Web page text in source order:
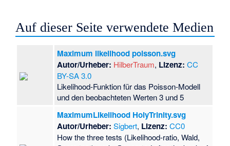
Auf dieser Seite verwendete Medien
Maximum likelihood poisson.svg
Autor/Urheber: HilberTraum, Lizenz: CC
BY-SA 3.0
Likelihood-Funktion für das Poisson-Modell
und den beobachteten Werten 3 und 5
MaximumLikelihood HolyTrinity.svg
Autor/Urheber: Sigbert, Lizenz: CC0
How the three tests (Likelihood-ratio, Wald,